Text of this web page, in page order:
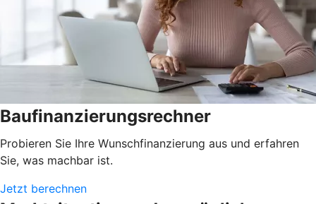
Baufinanzierungsrechner
Probieren Sie Ihre Wunschfinanzierung aus und erfahren
Sie, was machbar ist.
Jetzt berechnen